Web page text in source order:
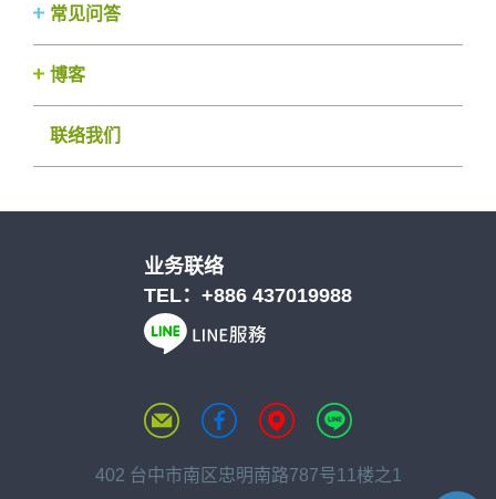
常见问答
博客
联络我们
业务联络
TEL： +886 437019988
402 台中市南区忠明南路787号11楼之1